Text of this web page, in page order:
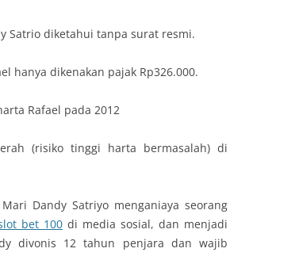
Satrio diketahui tanpa surat resmi.
hanya dikenakan pajak Rp326.000.
Rafael pada 2012
(risiko tinggi harta bermasalah) di
Dandy Satriyo menganiaya seorang
bet 100 di media sosial, dan menjadi
divonis 12 tahun penjara dan wajib